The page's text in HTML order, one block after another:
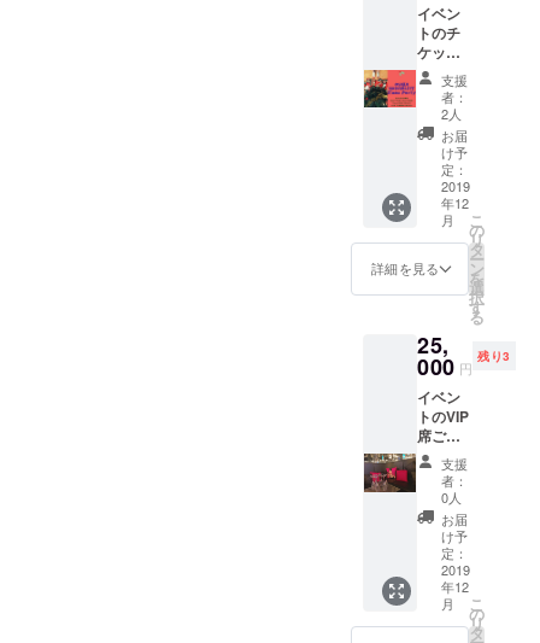
イベン
トのチ
ケット1
枚 ＊
12/15(
15:00～
19:00
@BER
OSAKA
でのイ
ベント
です。
(〒542-
0085 大
阪市中
央区心
斎橋筋
１丁目
５−６
ミュー
ズ３８
９ビル
B1) ※イ
ベント
チケッ
トに関
しまし
ては、
イベン
トご来
支援
者：
2人
お届
け予
定：
2019
年12
月
詳細を見る
こ
の
リ
タ
ー
ン
を
選
択
す
る
25,
000 円
残り3
イベン
トのVIP
席ご案
内 ＊
12/15(
15:00～
19:00
@BER
OSAKA
でのイ
ベント
支援
者：
0人
お届
け予
定：
2019
年12
月
こ
の
リ
タ